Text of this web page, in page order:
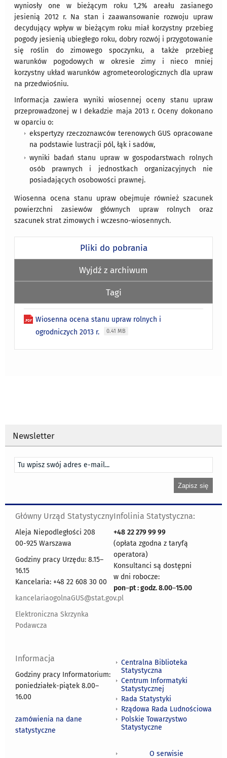
wyniosły one w bieżącym roku 1,2% areału zasianego
jesienią 2012 r. Na stan i zaawansowanie rozwoju upraw
decydujący wpływ w bieżącym roku miał korzystny przebieg
pogody jesienią ubiegłego roku, dobry rozwój i przygotowanie
się roślin do zimowego spoczynku, a także przebieg
warunków pogodowych w okresie zimy i nieco mniej
korzystny układ warunków agrometeorologicznych dla upraw
na przedwiośniu.
Informacja zawiera wyniki wiosennej oceny stanu upraw
przeprowadzonej w I dekadzie maja 2013 r. Oceny dokonano
w oparciu o:
ekspertyzy rzeczoznawców terenowych GUS opracowane
na podstawie lustracji pól, łąk i sadów,
wyniki badań stanu upraw w gospodarstwach rolnych
osób prawnych i jednostkach organizacyjnych nie
posiadających osobowości prawnej.
Wiosenna ocena stanu upraw obejmuje również szacunek
powierzchni zasiewów głównych upraw rolnych oraz
szacunek strat zimowych i wczesno-wiosennych.
Pliki do pobrania
Wyjdź z archiwum
Tagi
Wiosenna ocena stanu upraw rolnych i
ogrodniczych 2013 r.
0.41 MB
Newsletter
Główny Urząd Statystyczny
Aleja Niepodległości 208
00-925 Warszawa
Godziny pracy Urzędu: 8.15–
16.15
Kancelaria: +48 22 608 30 00
kancelariaogolnaGUS@stat.gov.pl
Elektroniczna Skrzynka
Podawcza
Infolinia Statystyczna:
+48 22 279 99 99
(opłata zgodna z taryfą
operatora)
Konsultanci są dostępni
w dni robocze:
pon–pt : godz. 8.00–15.00
Informacja
Godziny pracy Informatorium:
poniedziałek-piątek 8.00–
16.00
zamówienia na dane
statystyczne
Centralna Biblioteka
Statystyczna
Centrum Informatyki
Statystycznej
Rada Statystyki
Rządowa Rada Ludnościowa
Polskie Towarzystwo
Statystyczne
O serwisie